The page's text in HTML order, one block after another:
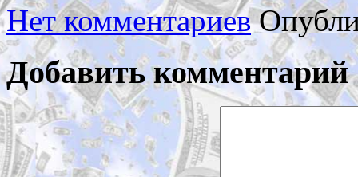
Нет комментариев
Добавить комментарий